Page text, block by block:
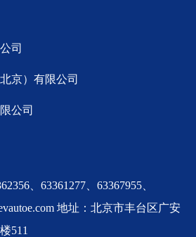
司
京）有限公司
公司
、63361277、63367955、
地址：北京市丰台区广安
511